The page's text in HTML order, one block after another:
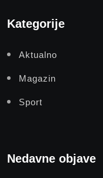
Kategorije
Aktualno
Magazin
Sport
Nedavne objave